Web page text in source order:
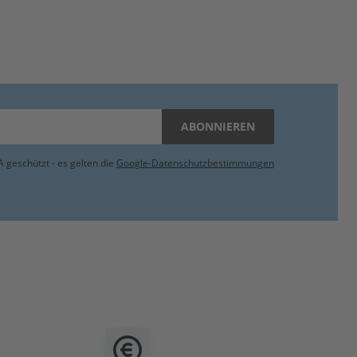
ABONNIEREN
geschützt - es gelten die Google-Datenschutzbestimmungen